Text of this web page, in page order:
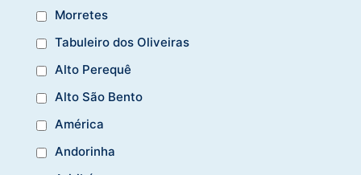
Morretes
Tabuleiro dos Oliveiras
Alto Perequê
Alto São Bento
América
Andorinha